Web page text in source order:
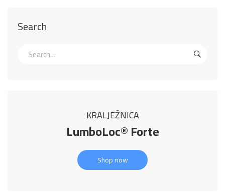
Search
KRALJEŽNICA
LumboLoc® Forte
Shop now